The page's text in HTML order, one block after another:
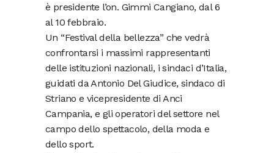
è presidente l’on. Gimmi Cangiano, dal 6
al 10 febbraio.
Un “Festival della bellezza” che vedrà
confrontarsi i massimi rappresentanti
delle istituzioni nazionali, i sindaci d’Italia,
guidati da Antonio Del Giudice, sindaco di
Striano e vicepresidente di Anci
Campania, e gli operatori del settore nel
campo dello spettacolo, della moda e
dello sport.